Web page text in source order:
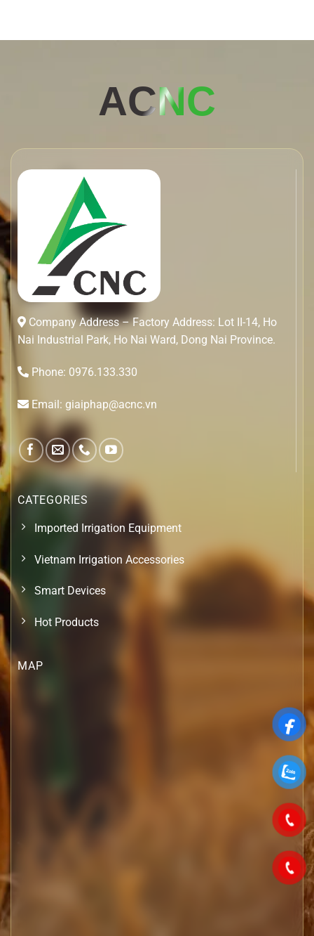
ACNC
Company Address – Factory Address: Lot II-14, Ho
Nai Industrial Park, Ho Nai Ward, Dong Nai Province.
Phone: 0976.133.330
Email: giaiphap@acnc.vn
CATEGORIES
Imported Irrigation Equipment
Vietnam Irrigation Accessories
Smart Devices
Hot Products
MAP